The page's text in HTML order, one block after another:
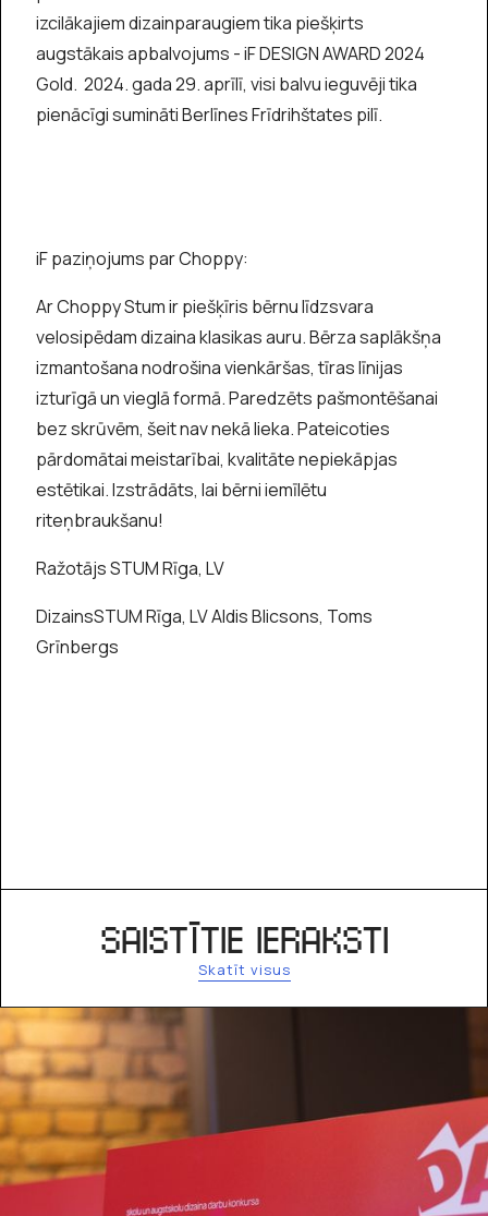
izcilākajiem dizainparaugiem tika piešķirts
augstākais apbalvojums - iF DESIGN AWARD 2024
Gold. 2024. gada 29. aprīlī, visi balvu ieguvēji tika
pienācīgi sumināti Berlīnes Frīdrihštates pilī.
iF paziņojums par Choppy:
Ar Choppy Stum ir piešķīris bērnu līdzsvara
velosipēdam dizaina klasikas auru. Bērza saplākšņa
izmantošana nodrošina vienkāršas, tīras līnijas
izturīgā un vieglā formā. Paredzēts pašmontēšanai
bez skrūvēm, šeit nav nekā lieka. Pateicoties
pārdomātai meistarībai, kvalitāte nepiekāpjas
estētikai. Izstrādāts, lai bērni iemīlētu
riteņbraukšanu!
Ražotājs STUM Rīga, LV
DizainsSTUM Rīga, LV Aldis Blicsons, Toms
Grīnbergs
SAISTĪTIE IERAKSTI
Skatīt visus